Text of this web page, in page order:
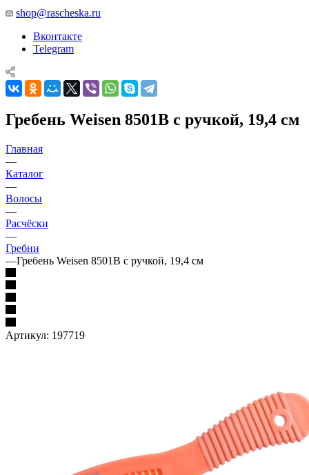
shop@rascheska.ru
Вконтакте
Telegram
Гребень Weisen 8501В с ручкой, 19,4 см
Главная
—
Каталог
—
Волосы
—
Расчёски
—
Гребни
—Гребень Weisen 8501В с ручкой, 19,4 см
Артикул: 197719